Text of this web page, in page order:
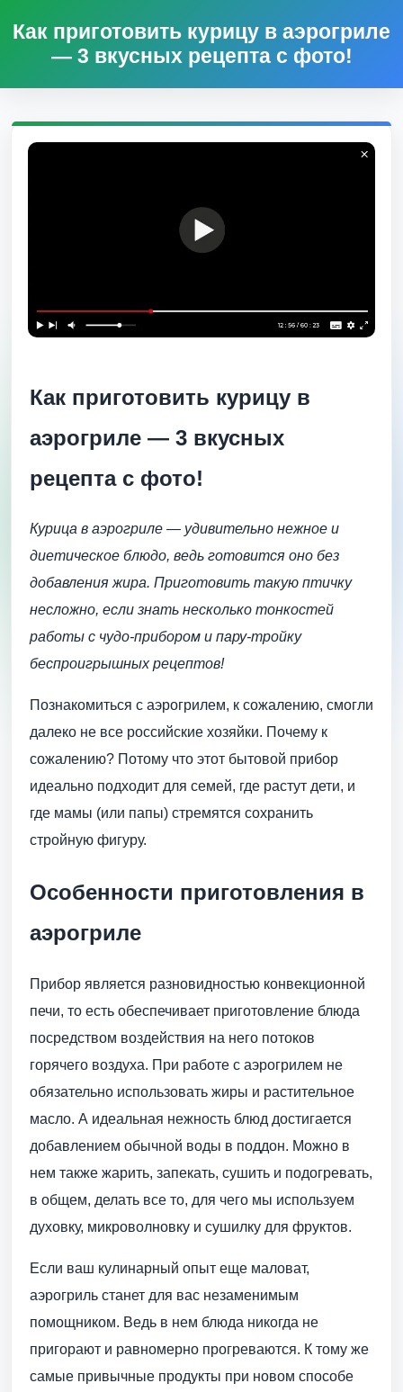
Как приготовить курицу в аэрогриле
— 3 вкусных рецепта с фото!
Как приготовить курицу в
аэрогриле — 3 вкусных
рецепта с фото!
Курица в аэрогриле — удивительно нежное и
диетическое блюдо, ведь готовится оно без
добавления жира. Приготовить такую птичку
несложно, если знать несколько тонкостей
работы с чудо-прибором и пару-тройку
беспроигрышных рецептов!
Познакомиться с аэрогрилем, к сожалению, смогли
далеко не все российские хозяйки. Почему к
сожалению? Потому что этот бытовой прибор
идеально подходит для семей, где растут дети, и
где мамы (или папы) стремятся сохранить
стройную фигуру.
Особенности приготовления в
аэрогриле
Прибор является разновидностью конвекционной
печи, то есть обеспечивает приготовление блюда
посредством воздействия на него потоков
горячего воздуха. При работе с аэрогрилем не
обязательно использовать жиры и растительное
масло. А идеальная нежность блюд достигается
добавлением обычной воды в поддон. Можно в
нем также жарить, запекать, сушить и подогревать,
в общем, делать все то, для чего мы используем
духовку, микроволновку и сушилку для фруктов.
Если ваш кулинарный опыт еще маловат,
аэрогриль станет для вас незаменимым
помощником. Ведь в нем блюда никогда не
пригорают и равномерно прогреваются. К тому же
самые привычные продукты при новом способе